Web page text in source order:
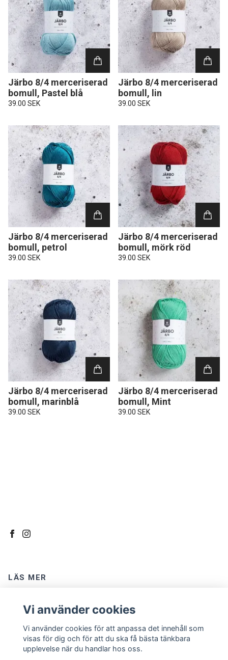
Järbo 8/4 merceriserad
bomull, Pastel blå
39.00 SEK
Järbo 8/4 merceriserad
bomull, lin
39.00 SEK
Järbo 8/4 merceriserad
bomull, petrol
39.00 SEK
Järbo 8/4 merceriserad
bomull, mörk röd
39.00 SEK
Järbo 8/4 merceriserad
bomull, marinblå
39.00 SEK
Järbo 8/4 merceriserad
bomull, Mint
39.00 SEK
LÄS MER
Om oss
Köpvillkor
Vi använder cookies
Vi använder cookies för att anpassa det innehåll som
visas för dig och för att du ska få bästa tänkbara
upplevelse när du handlar hos oss.